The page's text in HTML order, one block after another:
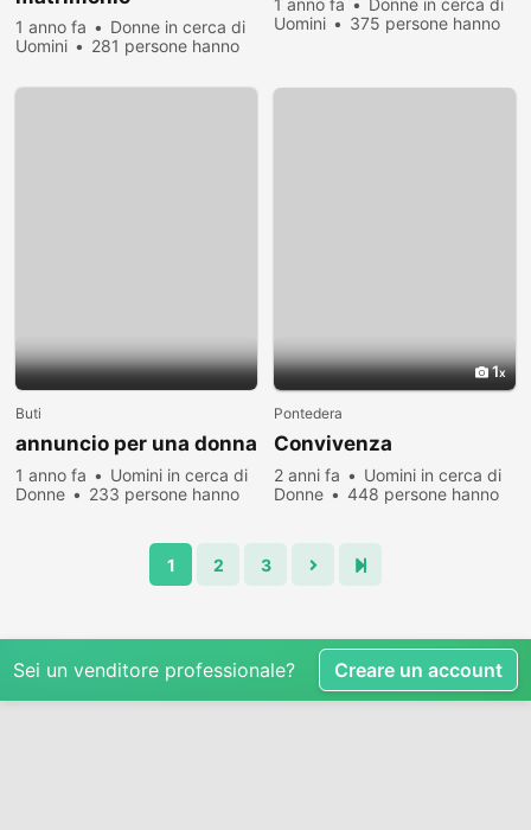
1 anno fa
Donne in cerca di
Uomini
281 persone hanno
1 anno fa
Donne in cerca di
Uomini
375 persone hanno
Buti
annuncio per una donna
1 anno fa
Uomini in cerca di
Donne
233 persone hanno
1
Pontedera
Convivenza
2 anni fa
Uomini in cerca di
Donne
448 persone hanno
1 2 3
Sei un venditore professionale? Creare un account